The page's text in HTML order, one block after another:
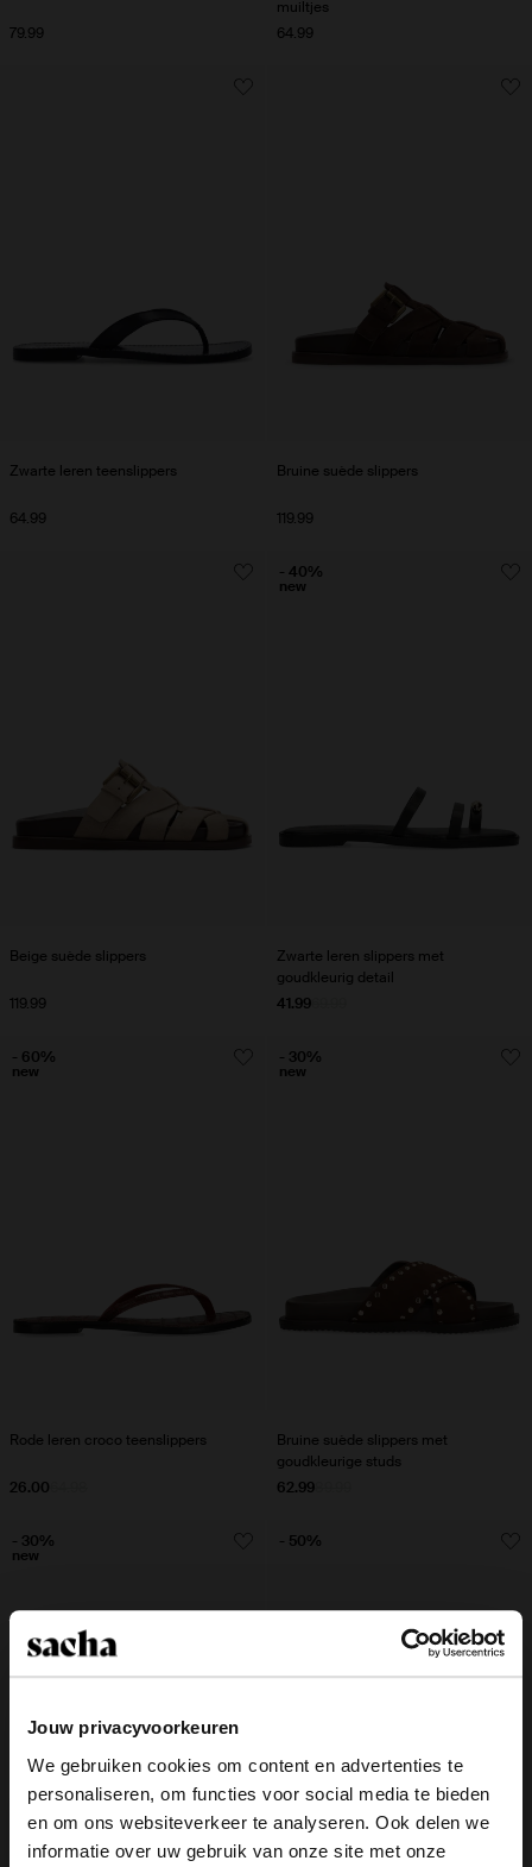
Jouw privacyvoorkeuren
We gebruiken cookies om content en advertenties te
personaliseren, om functies voor social media te bieden
en om ons websiteverkeer te analyseren. Ook delen we
informatie over uw gebruik van onze site met onze
79.99
muiltjes
64.99
Zwarte leren teenslippers
64.99
Bruine suède slippers
119.99
Beige suède slippers
119.99
Zwarte leren slippers met
goudkleurig detail
41.99
- 40%
new
Rode leren croco teenslippers
26.00
- 60%
new
Bruine suède slippers met
goudkleurige studs
62.99
- 30%
new
- 30%
new
- 50%
×
View this website in English?